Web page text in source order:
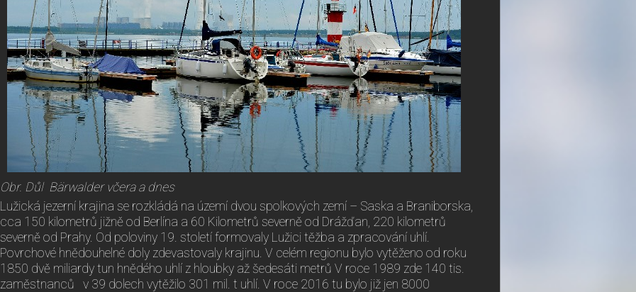
Obr. Důl Bärwalder včera a dnes
Lužická jezerní krajina se rozkládá na území dvou spolkových zemí – Saska a Braniborska,
cca 150 kilometrů jižně od Berlína a 60 Kilometrů severně od Drážďan, 220 kilometrů
severně od Prahy. Od poloviny 19. století formovaly Lužici těžba a zpracování uhlí.
Povrchové hnědouhelné doly zdevastovaly krajinu. V celém regionu bylo vytěženo od roku
1850 dvě miliardy tun hnědého uhlí z hloubky až šedesáti metrů V roce 1989 zde 140 tis.
zaměstnanců v 39 dolech vytěžilo 301 mil. t uhlí. V roce 2016 tu bylo již jen 8000